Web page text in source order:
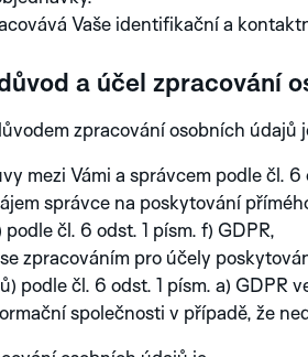
SPECTRA
NOVINKA
IDA
NOVINKA
APLOS
Vaše identifikační a
a účel zpracování
zpracování osobních údajů
mezi Vámi a správcem podle čl. 6
správce na poskytování
čl. 6 odst. 1 písm. f) GDPR,
zpracováním pro účely
podle čl. 6 odst. 1 písm. a) GDPR
společnosti v případě, že